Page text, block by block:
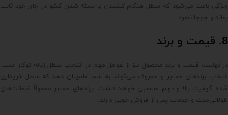
ویژگی باعث می‌شود که سطل هنگام کشیدن یا بسته شدن کشو در جای خود ثابت
بماند و جابجا نشود.
8. قیمت و برند
در نهایت، قیمت و برند محصول نیز از عوامل مهم در انتخاب سطل زباله توکار است.
انتخاب برندهای معتبر و معروف می‌تواند به شما اطمینان دهد که سطل خریداری
شده کیفیت بالا و دوام مناسبی خواهد داشت. برندهای معتبر معمولاً ضمانت‌های
طولانی‌مدت و خدمات پس از فروش خوبی دارند.